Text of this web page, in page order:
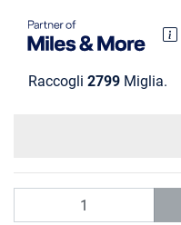
Raccogli 2799 Miglia.